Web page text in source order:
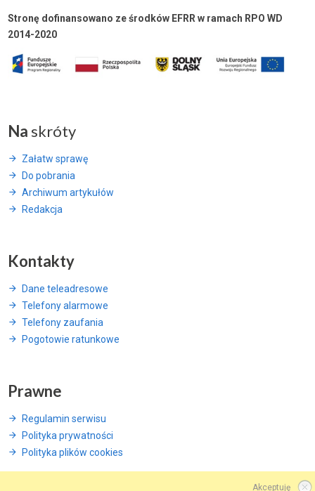
Stronę dofinansowano ze środków EFRR w ramach RPO WD
2014-2020
Na skróty
Załatw sprawę
Do pobrania
Archiwum artykułów
Redakcja
Kontakty
Dane teleadresowe
Telefony alarmowe
Telefony zaufania
Pogotowie ratunkowe
Prawne
Regulamin serwisu
Polityka prywatności
Polityka plików cookies
Akceptuję